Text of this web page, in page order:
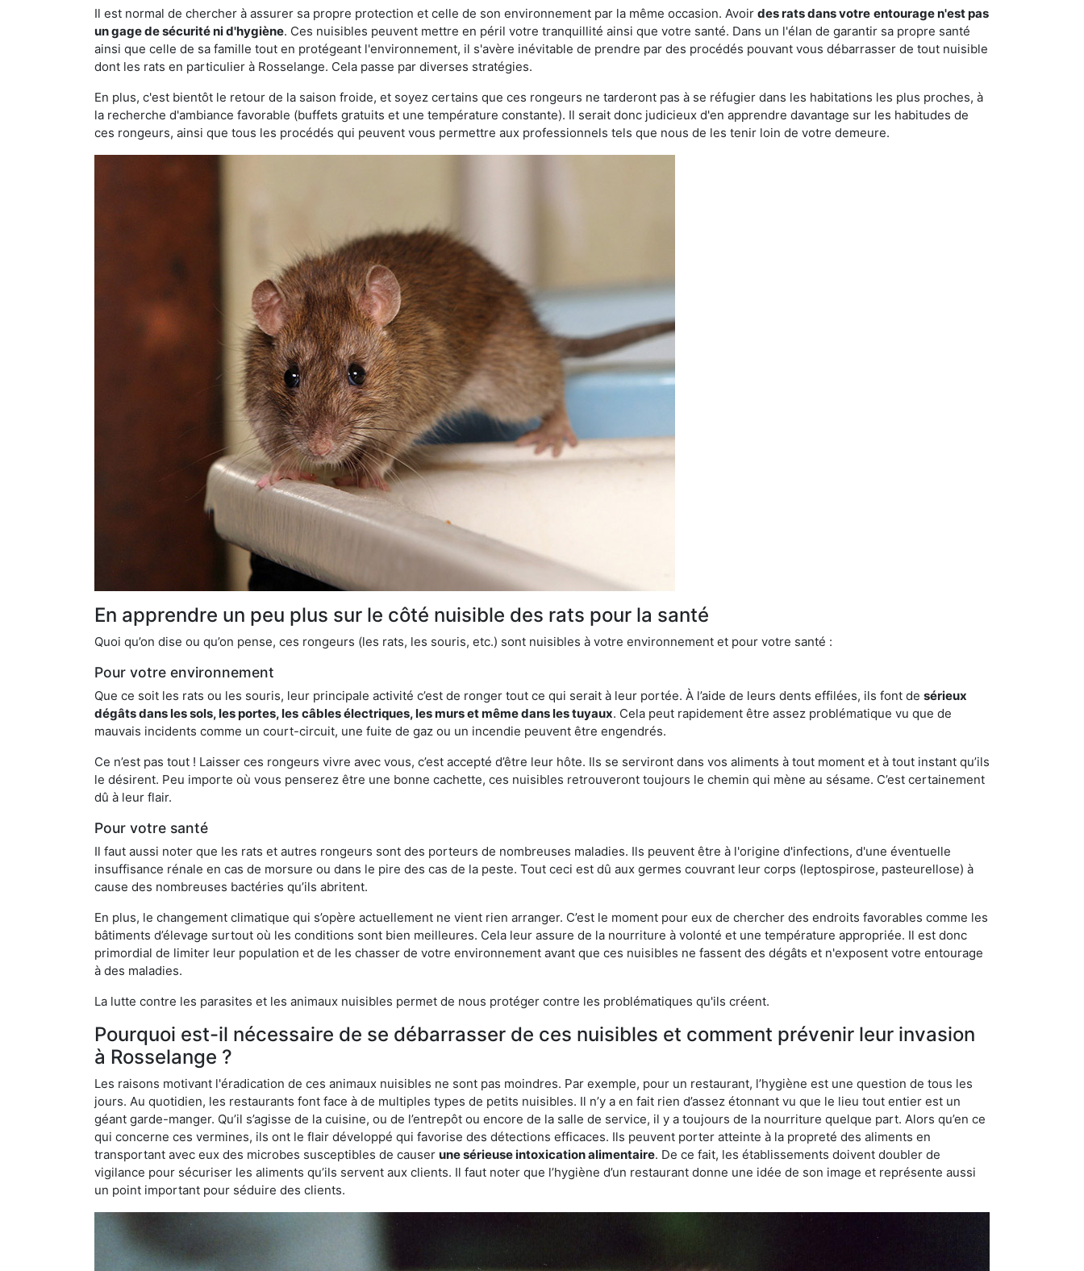
Il est normal de chercher à assurer sa propre protection et celle de son environnement par la même occasion. Avoir des rats dans votre entourage n'est pas
un gage de sécurité ni d'hygiène. Ces nuisibles peuvent mettre en péril votre tranquillité ainsi que votre santé. Dans un l'élan de garantir sa propre santé
ainsi que celle de sa famille tout en protégeant l'environnement, il s'avère inévitable de prendre par des procédés pouvant vous débarrasser de tout nuisible
dont les rats en particulier à Rosselange. Cela passe par diverses stratégies.
En plus, c'est bientôt le retour de la saison froide, et soyez certains que ces rongeurs ne tarderont pas à se réfugier dans les habitations les plus proches, à
la recherche d'ambiance favorable (buffets gratuits et une température constante). Il serait donc judicieux d'en apprendre davantage sur les habitudes de
ces rongeurs, ainsi que tous les procédés qui peuvent vous permettre aux professionnels tels que nous de les tenir loin de votre demeure.
En apprendre un peu plus sur le côté nuisible des rats pour la santé
Quoi qu’on dise ou qu’on pense, ces rongeurs (les rats, les souris, etc.) sont nuisibles à votre environnement et pour votre santé :
Pour votre environnement
Que ce soit les rats ou les souris, leur principale activité c’est de ronger tout ce qui serait à leur portée. À l’aide de leurs dents effilées, ils font de sérieux
dégâts dans les sols, les portes, les câbles électriques, les murs et même dans les tuyaux. Cela peut rapidement être assez problématique vu que de
mauvais incidents comme un court-circuit, une fuite de gaz ou un incendie peuvent être engendrés.
Ce n’est pas tout ! Laisser ces rongeurs vivre avec vous, c’est accepté d’être leur hôte. Ils se serviront dans vos aliments à tout moment et à tout instant qu’ils
le désirent. Peu importe où vous penserez être une bonne cachette, ces nuisibles retrouveront toujours le chemin qui mène au sésame. C’est certainement
dû à leur flair.
Pour votre santé
Il faut aussi noter que les rats et autres rongeurs sont des porteurs de nombreuses maladies. Ils peuvent être à l'origine d'infections, d'une éventuelle
insuffisance rénale en cas de morsure ou dans le pire des cas de la peste. Tout ceci est dû aux germes couvrant leur corps (leptospirose, pasteurellose) à
cause des nombreuses bactéries qu’ils abritent.
En plus, le changement climatique qui s’opère actuellement ne vient rien arranger. C’est le moment pour eux de chercher des endroits favorables comme les
bâtiments d’élevage surtout où les conditions sont bien meilleures. Cela leur assure de la nourriture à volonté et une température appropriée. Il est donc
primordial de limiter leur population et de les chasser de votre environnement avant que ces nuisibles ne fassent des dégâts et n'exposent votre entourage
à des maladies.
La lutte contre les parasites et les animaux nuisibles permet de nous protéger contre les problématiques qu'ils créent.
Pourquoi est-il nécessaire de se débarrasser de ces nuisibles et comment prévenir leur invasion
à Rosselange ?
Les raisons motivant l'éradication de ces animaux nuisibles ne sont pas moindres. Par exemple, pour un restaurant, l’hygiène est une question de tous les
jours. Au quotidien, les restaurants font face à de multiples types de petits nuisibles. Il n’y a en fait rien d’assez étonnant vu que le lieu tout entier est un
géant garde-manger. Qu’il s’agisse de la cuisine, ou de l’entrepôt ou encore de la salle de service, il y a toujours de la nourriture quelque part. Alors qu’en ce
qui concerne ces vermines, ils ont le flair développé qui favorise des détections efficaces. Ils peuvent porter atteinte à la propreté des aliments en
transportant avec eux des microbes susceptibles de causer une sérieuse intoxication alimentaire. De ce fait, les établissements doivent doubler de
vigilance pour sécuriser les aliments qu’ils servent aux clients. Il faut noter que l’hygiène d’un restaurant donne une idée de son image et représente aussi
un point important pour séduire des clients.